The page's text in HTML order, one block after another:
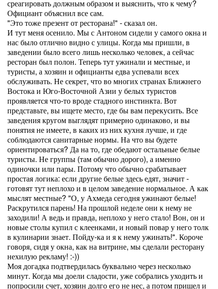
среагировать должным образом и выяснить, что к чему?
Официант объяснил все сам.
"Это тоже презент от ресторана!" - сказал он.
И тут меня осенило. Мы с Антоном сидели у самого окна и
нас было отлично видно с улицы. Когда мы пришли, в
заведении было всего лишь несколько человек, а сейчас
ресторан был полон. Теперь тут ужинали и местные, и
туристы, а хозяин и официанты едва успевали всех
обслуживать. Не секрет, что во многих странах Ближнего
Востока и Юго-Восточной Азии у белых туристов
проявляется что-то вроде стадного инстинкта. Вот
представьте, вы ищете место, где бы вам перекусить. Все
заведения кругом выглядят примерно одинаково, и вы
понятия не имеете, в каких из них кухня лучше, и где
соблюдаются санитарные нормы. На что вы будете
ориентироваться? Да на то, где обедают остальные белые
туристы. Не группы (там обычно дорого), а именно
одиночки или пары. Потому что обычно срабатывает
простая логика: если другие белые здесь едят, значит -
готовят тут неплохо и в целом заведение нормальное. А как
мыслят местные? "О, у Ахмеда сегодня ужинают белые!
Раскрутился парень! На прошлой неделе они к нему не
заходили! А ведь и правда, неплохо у него стало! Вон, он и
новые столы купил с клеенками, и новый повар у него толк
в кулинарии знает. Пойду-ка и я к нему ужинать!". Короче
говоря, сидя у окна, как на витрине, мы сделали ресторану
нехилую рекламу! :-))
Моя догадка подтвердилась буквально через несколько
минут. Когда мы доели сладости, уже собрались уходить и
попросили счет, хозяин долго его не нес, а потом пришел и